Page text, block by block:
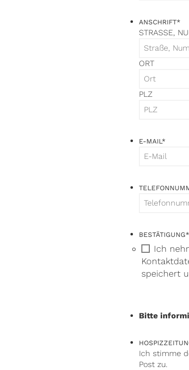
ANSCHRIFT*
STRASSE,
ORT
PLZ
E-MAIL*
BESTÄTIGUNG*
Ich
speichert
Bitte
Ich stimme
Post zu.